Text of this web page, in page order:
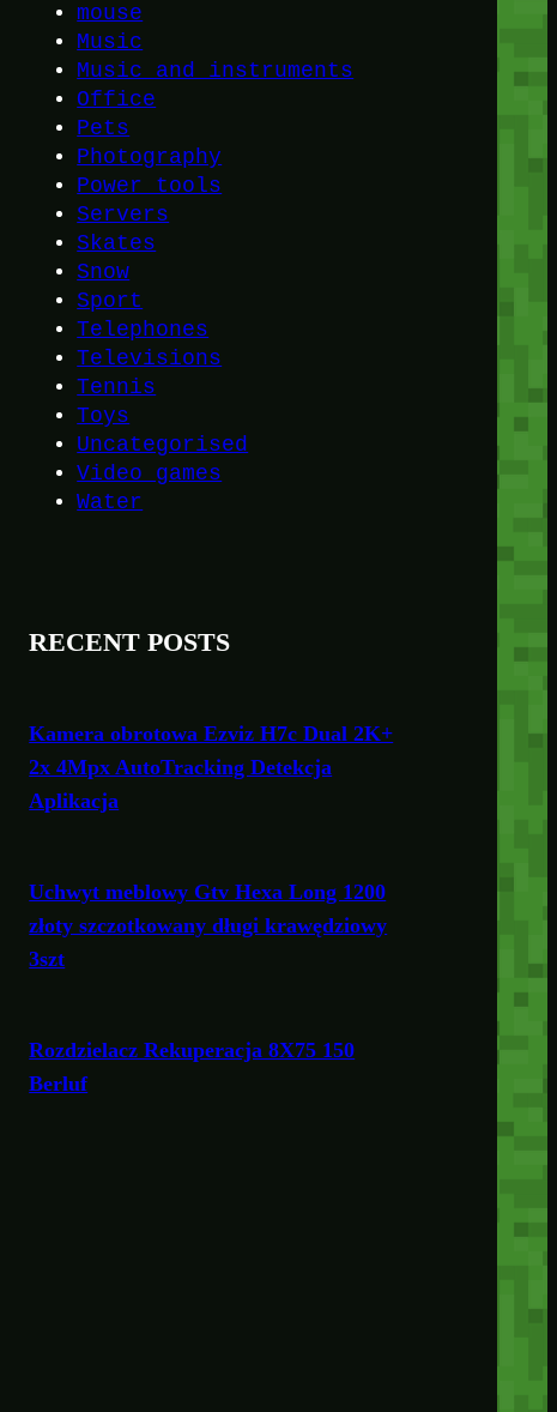
mouse
Music
Music and instruments
Office
Pets
Photography
Power tools
Servers
Skates
Snow
Sport
Telephones
Televisions
Tennis
Toys
Uncategorised
Video games
Water
RECENT POSTS
Kamera obrotowa Ezviz H7c Dual 2K+
2x 4Mpx AutoTracking Detekcja
Aplikacja
Uchwyt meblowy Gtv Hexa Long 1200
złoty szczotkowany długi krawędziowy
3szt
Rozdzielacz Rekuperacja 8X75 150
Berluf